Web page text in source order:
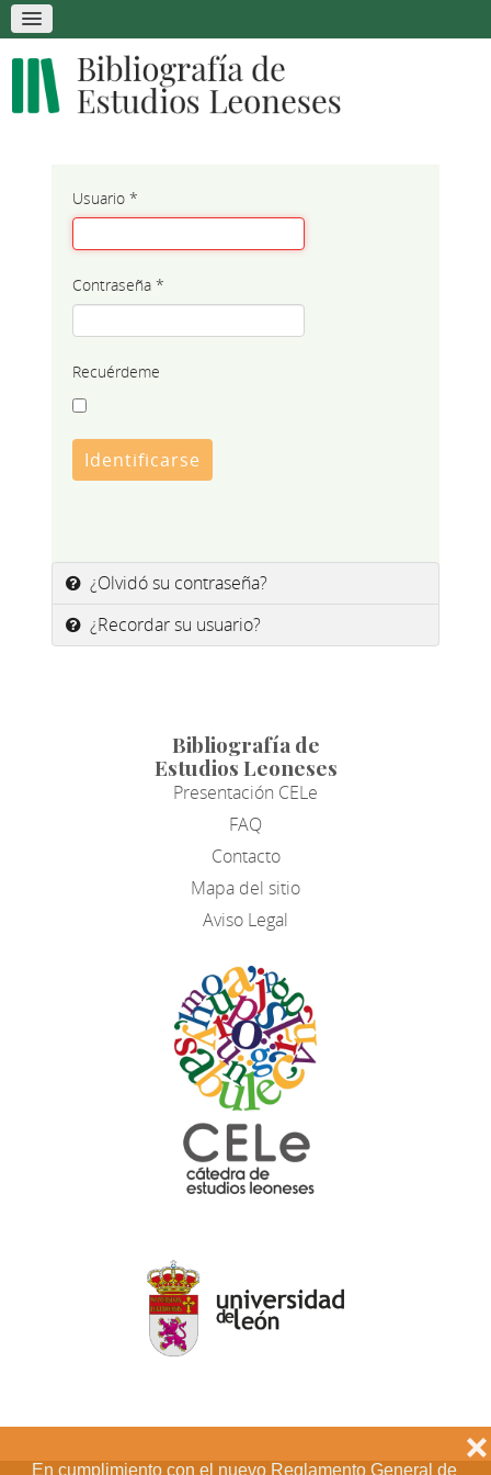
En cumplimiento con el nuevo Reglamento General de
❌
Usuario*
Contraseña*
Recuérdeme
Identificarse
¿Olvidó su contraseña?
¿Recordar su usuario?
Bibliografía de
Estudios Leoneses
Presentación CELe
FAQ
Contacto
Mapa del sitio
Aviso Legal